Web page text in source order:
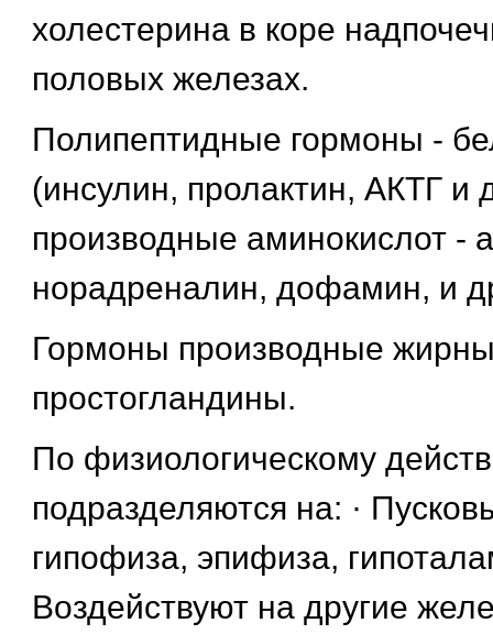
холестерина в коре
половых железах.
Полипептидные гормоны -
(инсулин, пролактин, АКТГ и
производные аминокислот -
норадреналин, дофамин, и
Гормоны производные
простогландины.
По физиологическому
подразделяются на: ·
гипофиза, эпифиза,
Воздействуют на другие